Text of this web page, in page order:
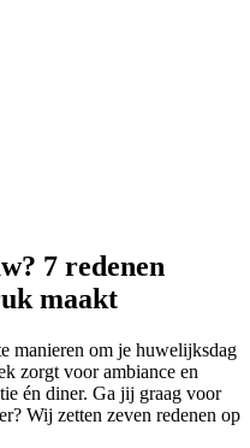
7 redenen
maakt
manieren om je huwelijksdag
zorgt voor ambiance en
én diner. Ga jij graag voor
Wij zetten zeven redenen op